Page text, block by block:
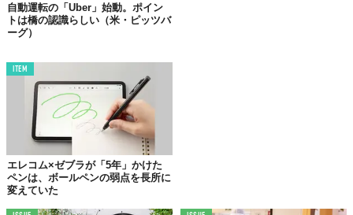
©2023 Mercedes-Benz Group AG. All rights reserved.
高度な自動運転を可能にしているのは、
システム。速度と車間のコントロールに加えて、正確な位置情報
の把握、道路標識の認知なども可能なんだそう。
自動運転の「Uber」始動。ポイン
トは橋の認識らしい（米・ピッツバ
ーグ）
ITEM
エレコム×ゼブラが「5年」かけた
ペンは、ボールペンの弱点を長所に
変えていた